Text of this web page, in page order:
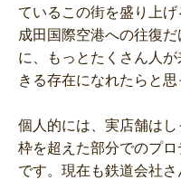
ているこの街を盛り上げ
成田国際空港への往復
に、もっとたくさん人
きる存在になれたらと思
個人的には、実店舗は
枠を超えた部分でのプ
です。現在も鉄道会社